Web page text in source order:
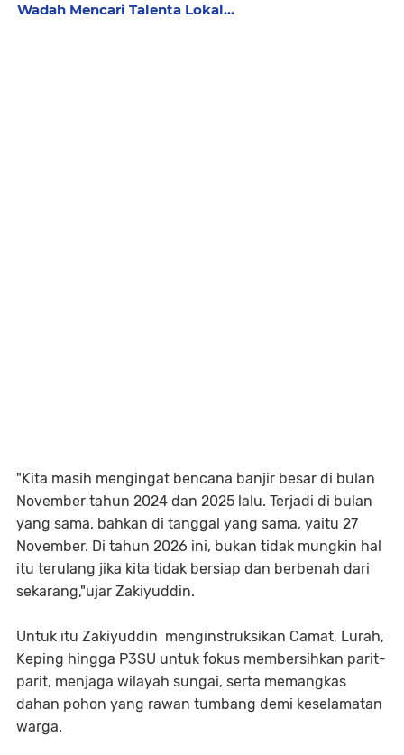
Wadah Mencari Talenta Lokal...
​"Kita masih mengingat bencana banjir besar di bulan
November tahun 2024 dan 2025 lalu. Terjadi di bulan
yang sama, bahkan di tanggal yang sama, yaitu 27
November. Di tahun 2026 ini, bukan tidak mungkin hal
itu terulang jika kita tidak bersiap dan berbenah dari
sekarang,"ujar Zakiyuddin.
Untuk itu Zakiyuddin menginstruksikan Camat, Lurah,
Keping hingga P3SU untuk fokus membersihkan parit-
parit, menjaga wilayah sungai, serta memangkas
dahan pohon yang rawan tumbang demi keselamatan
warga.